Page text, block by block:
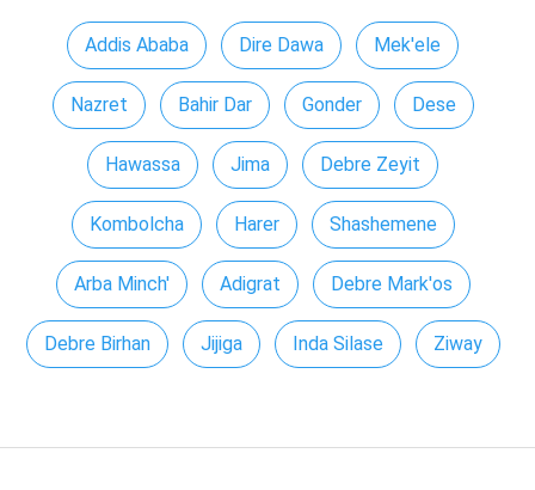
Addis Ababa Dire Dawa Mek'ele
Nazret Bahir Dar Gonder Dese
Hawassa Jima Debre Zeyit
Kombolcha Harer Shashemene
Arba Minch' Adigrat Debre Mark'os
Debre Birhan Jijiga Inda Silase Ziway